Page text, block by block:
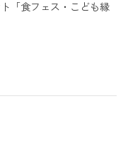
「食フェス・こども縁